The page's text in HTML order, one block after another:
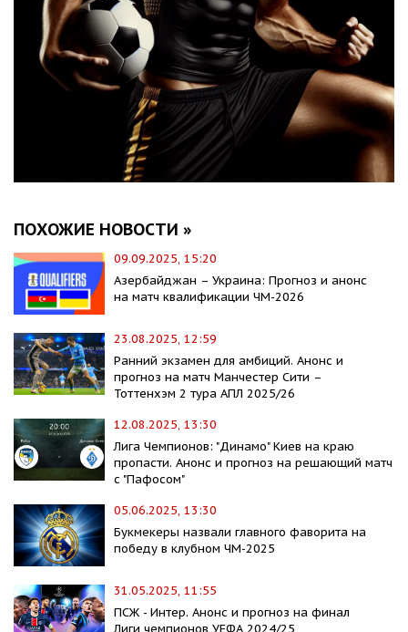
ПОХОЖИЕ НОВОСТИ »
09.09.2025, 15:20
Азербайджан – Украина: Прогноз и анонс
на матч квалификации ЧМ-2026
23.08.2025, 12:59
Ранний экзамен для амбиций. Анонс и
прогноз на матч Манчестер Сити –
Тоттенхэм 2 тура АПЛ 2025/26
12.08.2025, 13:30
Лига Чемпионов: "Динамо" Киев на краю
пропасти. Анонс и прогноз на решающий матч
с "Пафосом"
05.06.2025, 13:30
Букмекеры назвали главного фаворита на
победу в клубном ЧМ-2025
31.05.2025, 11:55
ПСЖ - Интер. Анонс и прогноз на финал
Лиги чемпионов УЕФА 2024/25